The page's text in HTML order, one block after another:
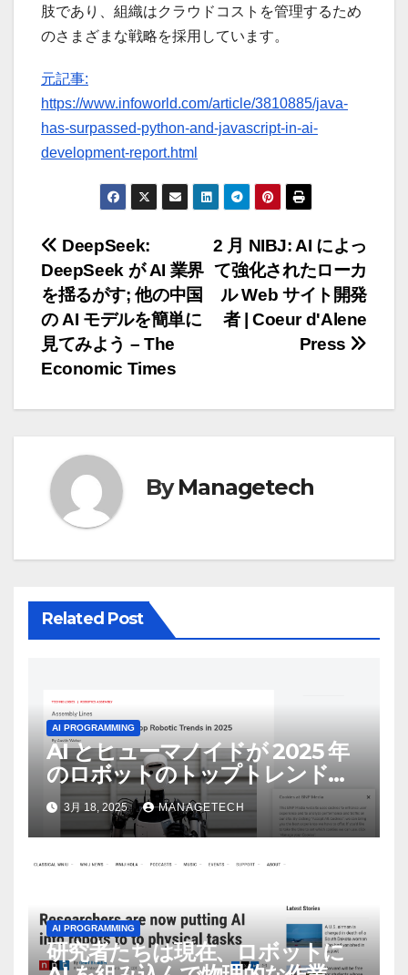
肢であり、組織はクラウドコストを管理するため
のさまざまな戦略を採用しています。
元記事:
https://www.infoworld.com/article/3810885/java-
has-surpassed-python-and-javascript-in-ai-
development-report.html
投
稿
ナ
ビ
ゲ
シ
ョ
ン
2 月 NIBJ: AI によっ
て強化されたローカ
ル Web サイト開発
者 | Coeur d'Alene
Press
DeepSeek:
DeepSeek が AI 業界
を揺るがす; 他の中国
の AI モデルを簡単に
見てみよう – The
Economic Times
ByManagetech
Related Post
AI PROGRAMMING
AI とヒューマノイドが 2025 年
のロボットのトップトレンドに |
ASSEMBLY
3月 18, 2025 MANAGETECH
AI PROGRAMMING
研究者たちは現在、ロボットに